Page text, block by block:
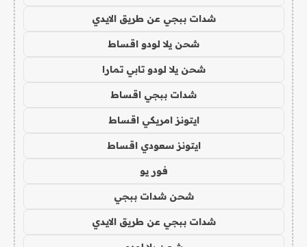
شدات ببجي عن طريق الايدي
شحن يلا لودو اقساط
شحن يلا لودو تابي تمارا
شدات ببجي اقساط
ايتونز امريكي اقساط
ايتونز سعودي اقساط
فور يو
شحن شدات ببجي
شدات ببجي عن طريق الايدي